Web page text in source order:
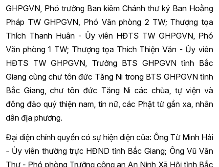
GHPGVN, Phó trưởng Ban kiêm Chánh thư ký Ban Hoằng
Pháp TW GHPGVN, Phó Văn phòng 2 TW; Thượng tọa
Thích Thanh Huân - Ủy viên HĐTS TW GHPGVN, Phó
Văn phòng 1 TW; Thượng tọa Thích Thiện Văn - Ủy viên
HĐTS TW GHPGVN, Trưởng BTS GHPGVN tỉnh Bắc
Giang cùng chư tôn đức Tăng Ni trong BTS GHPGVN tỉnh
Bắc Giang, chư tôn đức Tăng Ni các chùa, tự viện và
đông đảo quý thiện nam, tín nữ, các Phật tử gần xa, nhân
dân địa phương.
Đại diện chính quyền có sự hiện diện của: Ông Từ Minh Hải
- Ủy viên thường trực HĐND tỉnh Bắc Giang; Ông Vũ Văn
Thư - Phó phòng Trưởng công an An Ninh Xã Hội tỉnh Bắc